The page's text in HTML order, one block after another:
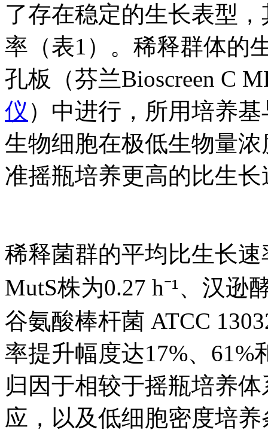
了存在稳定的生长表型
率（表1）。稀释群体的
孔板（芬兰Bioscreen C
仪 ）中进行，所用培养
生物细胞在极低生物量
准摇瓶培养更高的比生长
稀释菌群的平均比生长
MutS株为0.27 h⁻¹、汉逊
谷氨酸棒杆菌 ATCC
率提升幅度达17%、
归因于相较于摇瓶培养
应，以及低细胞密度培